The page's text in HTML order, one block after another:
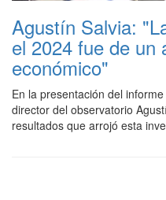
Agustín Salvia:
el 2024 fue de un
económico"
En la presentación del
director del observatorio
resultados que arrojó esta